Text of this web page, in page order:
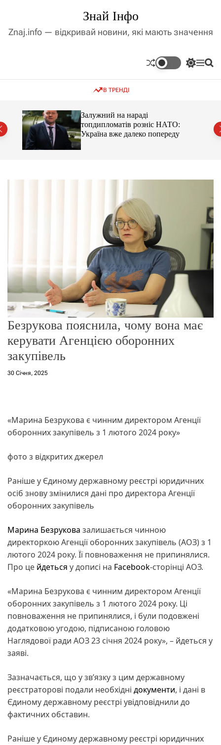
д
і
с
Знай Інфо
Znaj.info — відкривай новини, які мають значення
П
а
ч
ж
и
м
у
М П
В ТРЕНДІ
Залужний на нараді
топдипломатів розніс НАТО:
Україна вже далеко попереду
Безрукова пояснила, чому вона має
керувати Агенцією оборонних
закупівель
30 Січня, 2025
«Марина Безрукова є чинним директором Агенції
оборонних закупівель з 1 лютого 2024 року»
фото з відкритих джерел
Раніше у Єдиному державному реєстрі юридичних
осіб знову змінилися дані про директора Агенції
оборонних закупівель
Марина Безрукова залишається чинною
директоркою Агенції оборонних закупівель (АОЗ) з 1
лютого 2024 року. Її повноваження не припинялися.
Про це йдеться у дописі на Facebook-сторінці АОЗ.
«Марина Безрукова є чинним директором Агенції
оборонних закупівель з 1 лютого 2024 року. Ці
повноваження не припинялися, і були подовжені
додатковою угодою, підписаною головою
Наглядової ради АОЗ 23 січня 2024 року», – йдеться у
заяві.
Зазначається, що у зв’язку з цим державному
реєстраторові подали необхідні документи, і дані в
Єдиному державному реєстрі увідповіднили до
фактичних обставин.
Раніше у Єдиному державному реєстрі юридичних